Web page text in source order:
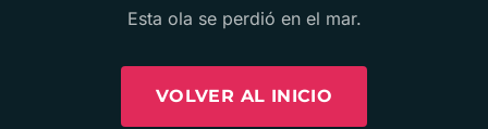
Esta ola se perdió en el mar.
VOLVER AL INICIO